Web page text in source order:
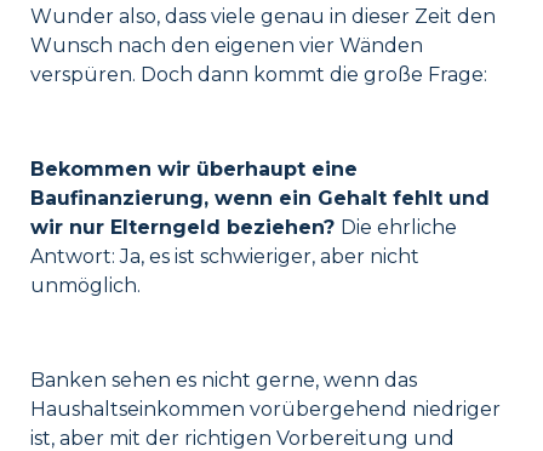
Wunder also, dass viele genau in dieser Zeit den
Wunsch nach den eigenen vier Wänden
verspüren. Doch dann kommt die große Frage:
Bekommen wir überhaupt eine
Baufinanzierung, wenn ein Gehalt fehlt und
wir nur Elterngeld beziehen? Die ehrliche
Antwort: Ja, es ist schwieriger, aber nicht
unmöglich.
Banken sehen es nicht gerne, wenn das
Haushaltseinkommen vorübergehend niedriger
ist, aber mit der richtigen Vorbereitung und